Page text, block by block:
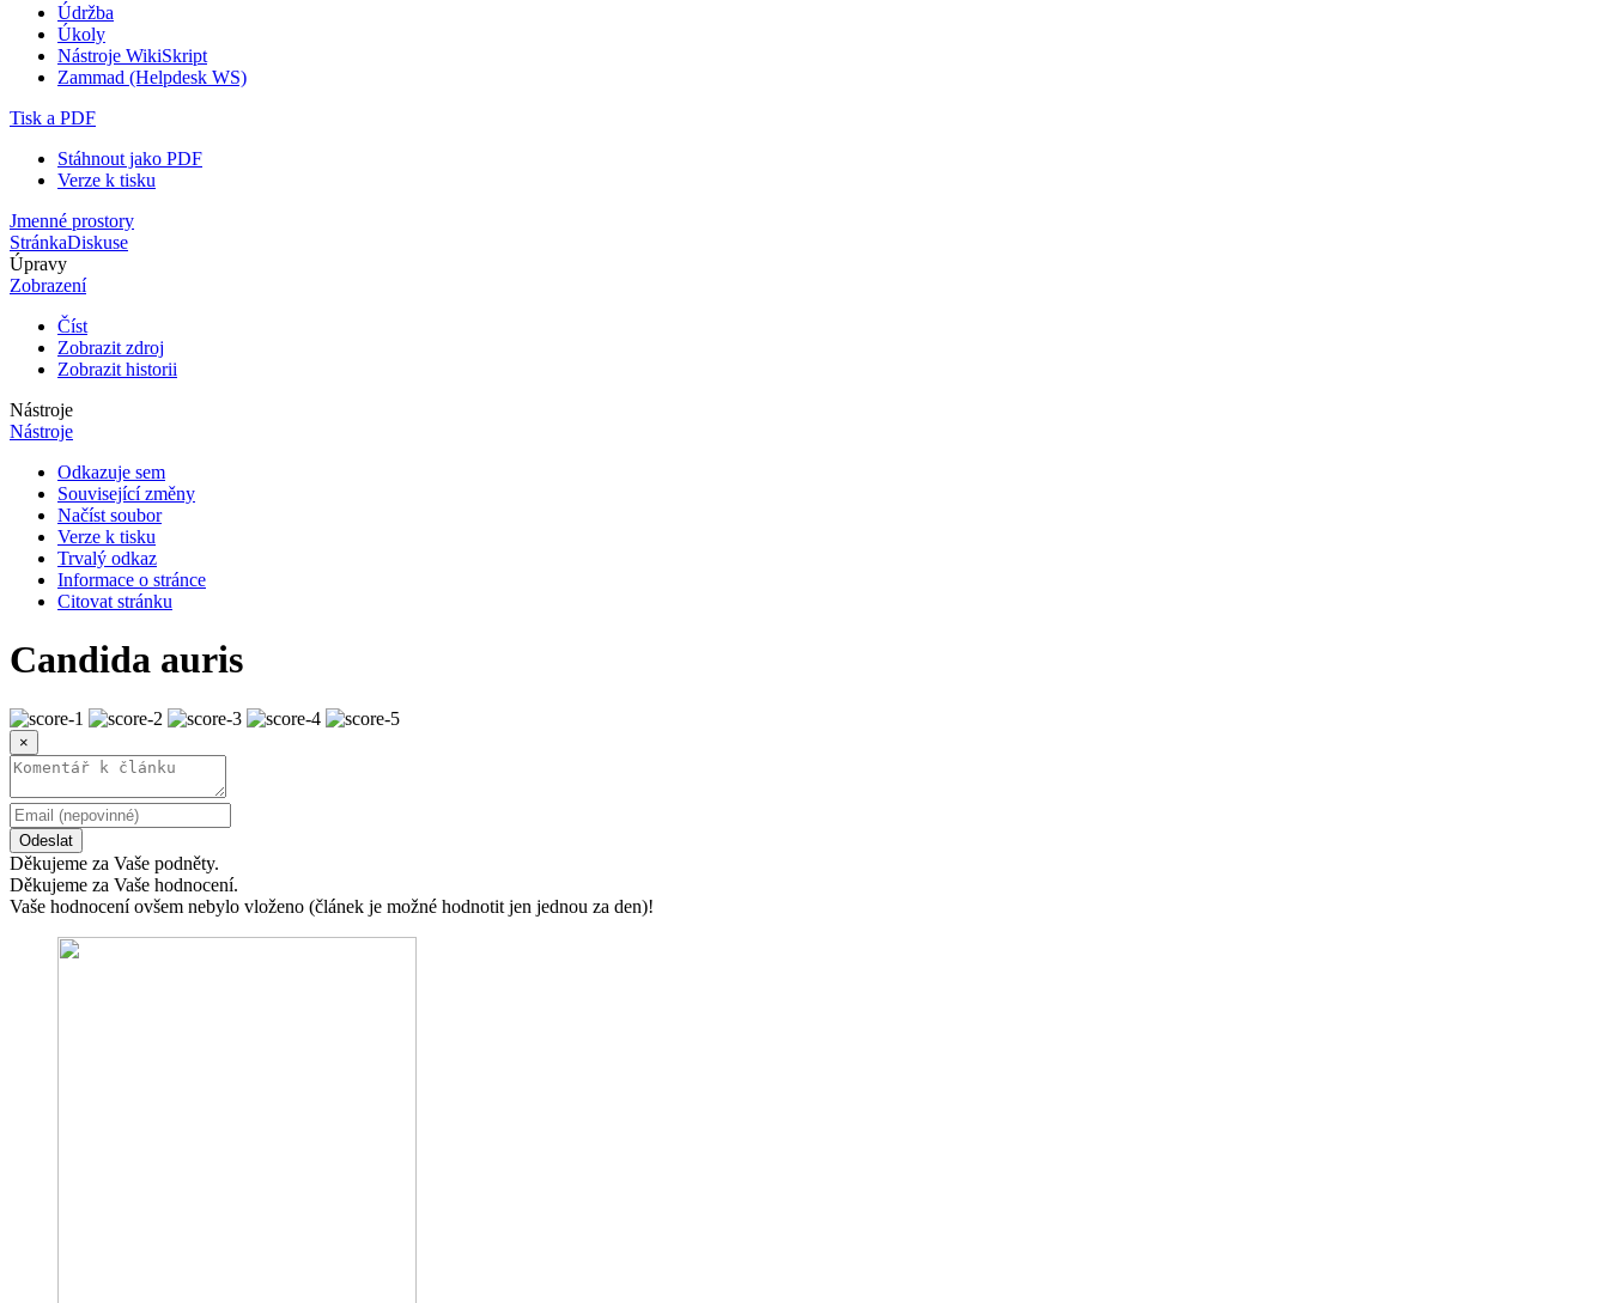
Údržba
Úkoly
Nástroje WikiSkript
Zammad (Helpdesk WS)
Tisk a PDF
Stáhnout jako PDF
Verze k tisku
Jmenné prostory
StránkaDiskuse
Úpravy
Zobrazení
Číst
Zobrazit zdroj
Zobrazit historii
Nástroje
Nástroje
Odkazuje sem
Související změny
Načíst soubor
Verze k tisku
Trvalý odkaz
Informace o stránce
Citovat stránku
Candida auris
×
Odeslat
Děkujeme za Vaše podněty.
Děkujeme za Vaše hodnocení.
Vaše hodnocení ovšem nebylo vloženo (článek je možné hodnotit jen jednou za den)!